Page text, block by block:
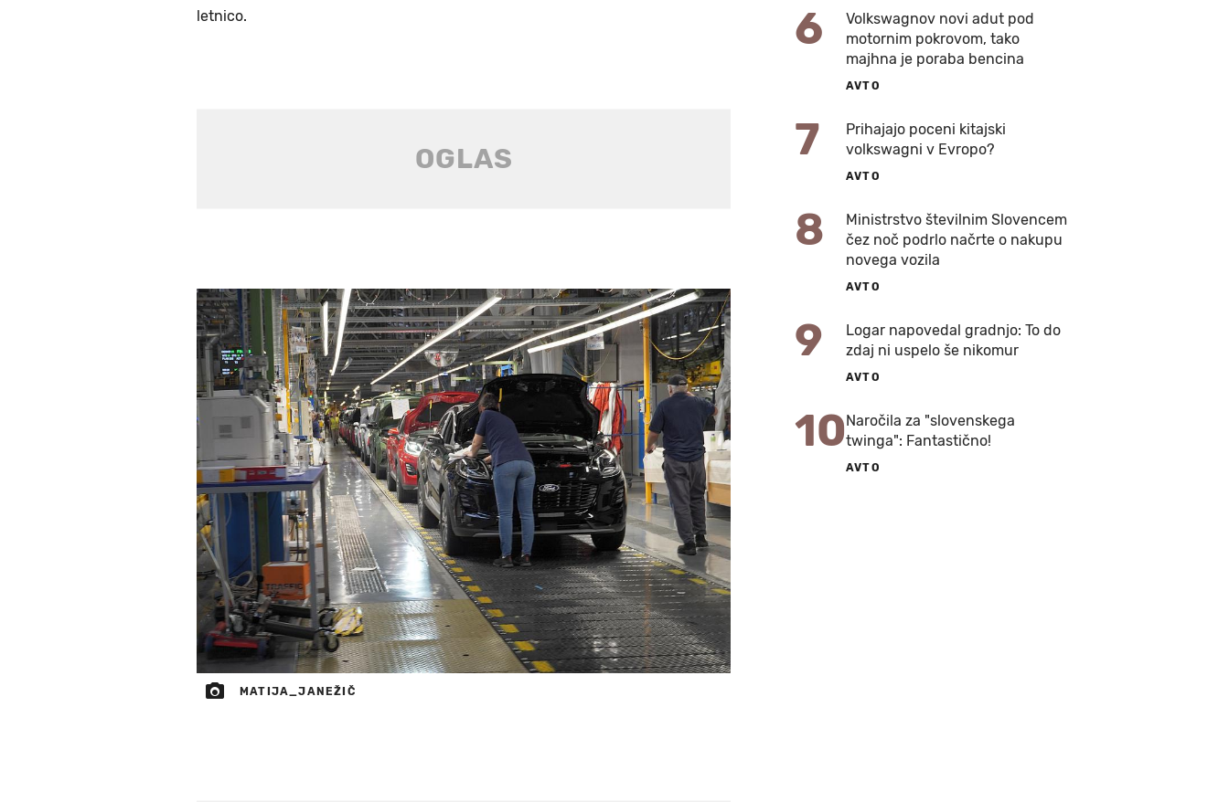
letnico.
MATIJA_JANEŽIČ
6
Volkswagnov novi adut pod
motornim pokrovom, tako
majhna je poraba bencina
AVTO
7
Prihajajo poceni kitajski
volkswagni v Evropo?
AVTO
8
Ministrstvo številnim Slovencem
čez noč podrlo načrte o nakupu
novega vozila
AVTO
9
Logar napovedal gradnjo: To do
zdaj ni uspelo še nikomur
AVTO
10Naročila za "slovenskega
twinga": Fantastično!
AVTO